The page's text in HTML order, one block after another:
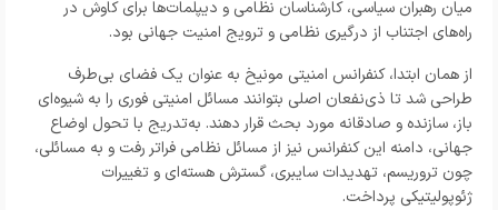
میان رهبران سیاسی، کارشناسان نظامی و دیپلمات‌ها برای کاوش در
راه‌های اجتناب از درگیری نظامی و ترویج امنیت جهانی بود.
از همان ابتدا، کنفرانس امنیتی مونیخ به عنوان یک فضای بی‌طرف
طراحی شد تا ذی‌نفعان اصلی بتوانند مسائل امنیتی فوری را به شیوه‌ای
باز، سازنده و صادقانه مورد بحث قرار دهند. به‌تدریج با تحول اوضاع
جهانی، دامنه این کنفرانس نیز از مسائل نظامی فراتر رفت و به مسائلی،
چون تروریسم، تهدیدات سایبری، گسترش هسته‌ای و تغییرات
ژئوپولیتیکی پرداخت.